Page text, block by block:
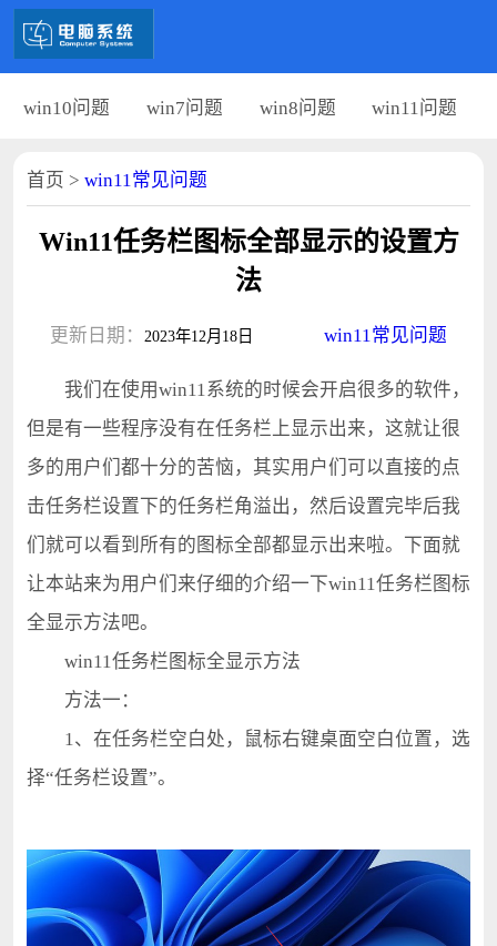
win10问题 win7问题 win8问题 win11问题
首页 > win11常见问题
Win11任务栏图标全部显示的设置方
法
更新日期： 2023年12月18日 win11常见问题
我们在使用win11系统的时候会开启很多的软件，
但是有一些程序没有在任务栏上显示出来，这就让很
多的用户们都十分的苦恼，其实用户们可以直接的点
击任务栏设置下的任务栏角溢出，然后设置完毕后我
们就可以看到所有的图标全部都显示出来啦。下面就
让本站来为用户们来仔细的介绍一下win11任务栏图标
全显示方法吧。
win11任务栏图标全显示方法
方法一：
1、在任务栏空白处，鼠标右键桌面空白位置，选
择“任务栏设置”。